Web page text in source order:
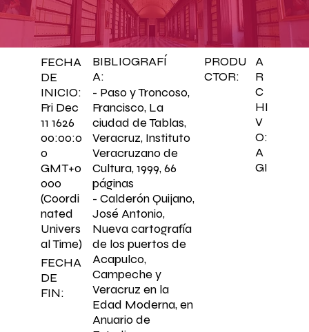
FECHA
DE
FIN:
FECHA
DE
INICIO:
Fri Dec
11 1626
00:00:0
0
GMT+0
000
(Coordi
nated
Univers
al Time)
BIBLIOGRAFÍ
A:
- Paso y Troncoso,
Francisco, La
ciudad de Tablas,
Veracruz, Instituto
Veracruzano de
Cultura, 1999, 66
páginas
- Calderón Quijano,
José Antonio,
Nueva cartografía
de los puertos de
Acapulco,
Campeche y
Veracruz en la
Edad Moderna, en
Anuario de
PRODU
CTOR:
A
R
C
HI
V
O:
A
GI